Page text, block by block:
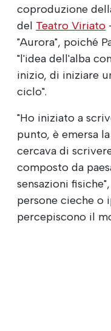
coproduzione
del Teatro Viriato
"Aurora", poiché
"l'idea dell'alba
inizio, di iniziare
ciclo".
"Ho iniziato a
punto, è emersa
cercava di
composto da
sensazioni
persone cieche o
percepiscono il